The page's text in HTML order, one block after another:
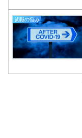
就職の悩み